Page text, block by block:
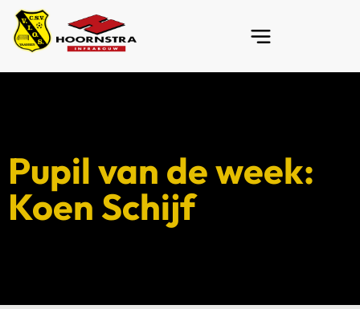
Pupil van de week:
Koen Schijf